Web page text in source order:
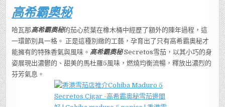
高希霸奧秘
哈瓦那高希霸奧秘的茄心菸葉在橡木桶中經歷了額外的陳年過程，這
一環節別具一格。 正是這種別緻的工藝，孕育出了只有高希霸奧秘才
能擁有的特殊香氣與風味。 高希霸奧秘Secretos雪茄，以其小巧的身
姿展現出濃鬱的、甜美的馬杜羅5風味，燃燒均衡流暢，釋放出濃烈的
芬芳氣息。